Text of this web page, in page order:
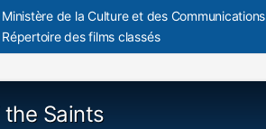
Ministère de la Culture et des Communications
Répertoire des films classés
Saints